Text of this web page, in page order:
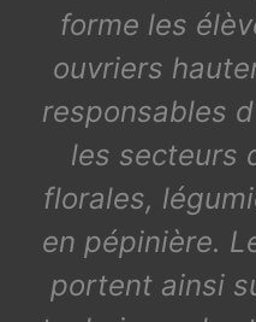
forme les
ouvriers
responsables
les secteurs
florales,
en pépinière.
portent ainsi